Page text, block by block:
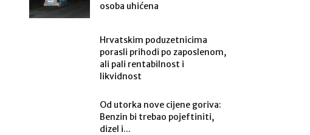
osoba uhićena
Hrvatskim poduzetnicima
porasli prihodi po zaposlenom,
ali pali rentabilnost i
likvidnost
Od utorka nove cijene goriva:
Benzin bi trebao pojeftiniti,
dizel i...